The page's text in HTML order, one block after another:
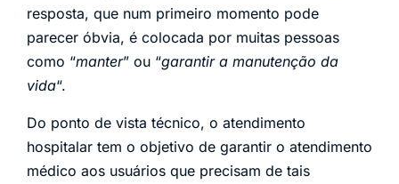
resposta, que num primeiro momento pode
parecer óbvia, é colocada por muitas pessoas
como “manter” ou “garantir a manutenção da
vida“.
Do ponto de vista técnico, o atendimento
hospitalar tem o objetivo de garantir o atendimento
médico aos usuários que precisam de tais